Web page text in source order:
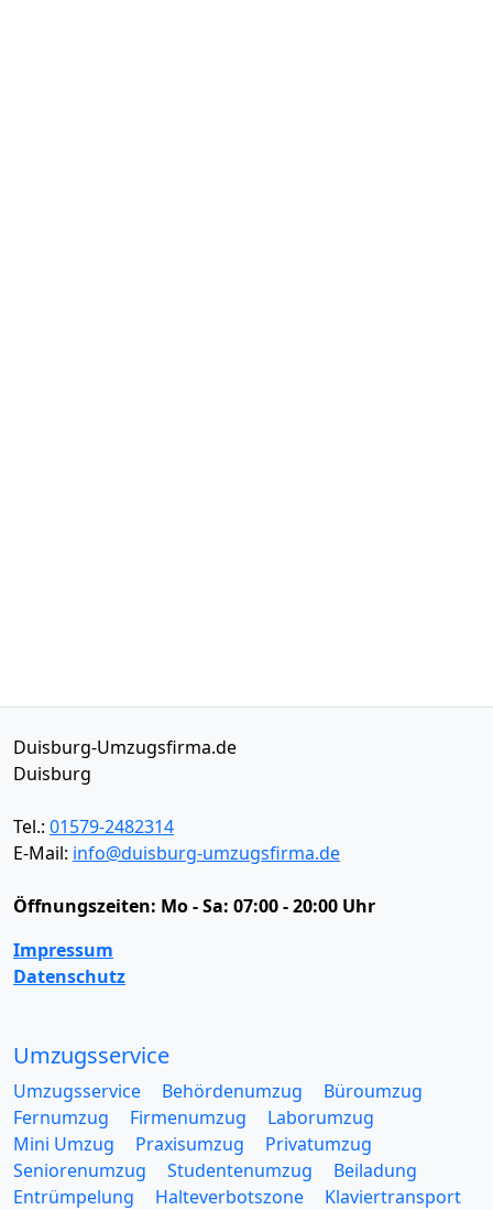
Duisburg-Umzugsfirma.de
Duisburg
Tel.: 01579-2482314
E-Mail: info@duisburg-umzugsfirma.de
Öffnungszeiten: Mo - Sa: 07:00 - 20:00 Uhr
Impressum
Datenschutz
Umzugsservice
Umzugsservice Behördenumzug
Büroumzug
Fernumzug
Firmenumzug
Laborumzug
Mini Umzug
Praxisumzug
Privatumzug
Seniorenumzug
Studentenumzug
Beiladung
Entrümpelung
Halteverbotszone
Klaviertransport